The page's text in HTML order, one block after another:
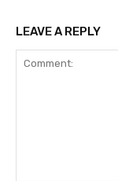
LEAVE A REPLY